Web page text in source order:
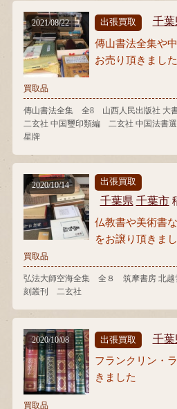
出張買取 千葉
傳山書法全集や
お売り頂きました
買取品
傳山書法全集 全8 山西人民出版社
二玄社 中国璽印類編 二玄社 中国法書
星牌
2021/08/22
出張買取
千葉県 千葉市
仏教書や美術書
をお譲り頂きま
買取品
弘法大師空海全集 全８ 筑摩書房 北
刻叢刊 二玄社
2020/10/14
出張買取 千葉
フランクリン・
きました
買取品
2020/10/08